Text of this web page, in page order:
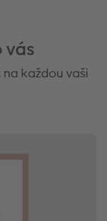
vás
každou vaši